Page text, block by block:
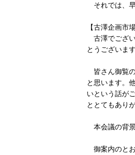
それでは、早
【古澤企画
古澤でござ
とうございま
皆さん御覧
と思います。
いという話が
ととてもあり
本会議の背
御案内のと